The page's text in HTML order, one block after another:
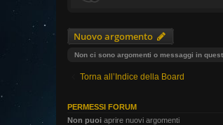
Nuovo argomento
Non ci sono argomenti o messaggi in
Torna all’Indice della Board
PERMESSI FORUM
Non puoi aprire nuovi argomenti